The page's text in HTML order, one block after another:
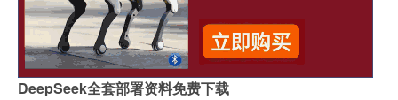
DeepSeek全套部署资料免费下载